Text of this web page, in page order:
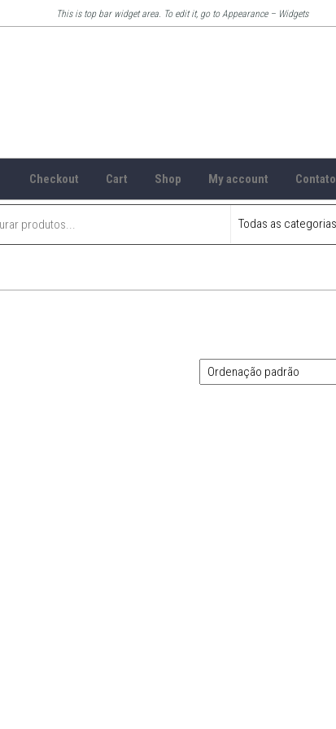
This is top bar widget area. To edit it, go to Appearance – Widgets
Checkout Cart Shop My account Contato